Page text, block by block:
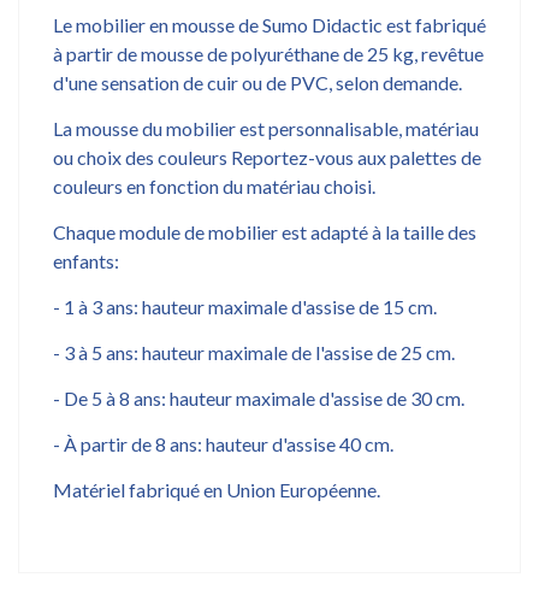
Le mobilier en mousse de Sumo Didactic est fabriqué
à partir de mousse de polyuréthane de 25 kg, revêtue
d'une sensation de cuir ou de PVC, selon demande.
La mousse du mobilier est personnalisable, matériau
ou choix des couleurs Reportez-vous aux palettes de
couleurs en fonction du matériau choisi.
Chaque module de mobilier est adapté à la taille des
enfants:
- 1 à 3 ans: hauteur maximale d'assise de 15 cm.
- 3 à 5 ans: hauteur maximale de l'assise de 25 cm.
- De 5 à 8 ans: hauteur maximale d'assise de 30 cm.
- À partir de 8 ans: hauteur d'assise 40 cm.
Matériel fabriqué en Union Européenne.